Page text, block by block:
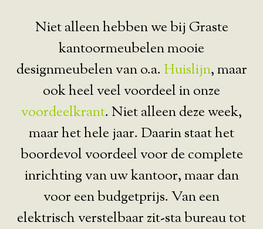
Niet alleen hebben we bij Graste
kantoormeubelen mooie
designmeubelen van o.a.Huislijn, maar
ook heel veel voordeel in onze
voordeelkrant. Niet alleen deze week,
maar het hele jaar. Daarin staat het
boordevol voordeel voor de complete
inrichting van uw kantoor, maar dan
voor een budgetprijs. Van een
elektrisch verstelbaar zit-sta bureau tot